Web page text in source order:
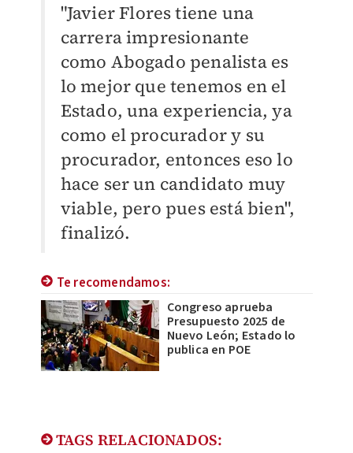
"Javier Flores tiene una
carrera impresionante
como Abogado penalista es
lo mejor que tenemos en el
Estado, una experiencia, ya
como el procurador y su
procurador, entonces eso lo
hace ser un candidato muy
viable, pero pues está bien",
finalizó.
Te recomendamos:
Congreso aprueba
Presupuesto 2025 de
Nuevo León; Estado lo
publica en POE
TAGS RELACIONADOS: